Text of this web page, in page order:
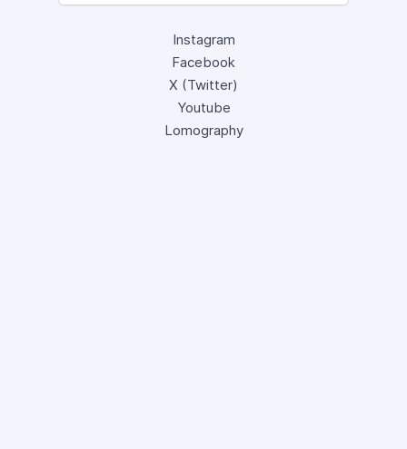
Instagram
Facebook
X (Twitter)
Youtube
Lomography